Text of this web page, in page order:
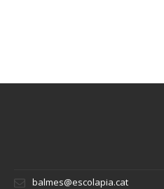
balmes@escolapia.cat